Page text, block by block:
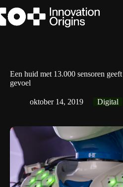
naar
de
Een huid met 13.000 sensoren
gevoel
oktober 14, 2019 Digital